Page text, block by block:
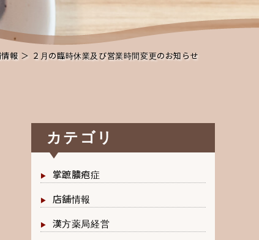
報＞ ２月の臨時休業及び営業時間変更のお知らせ
カテゴリ
掌蹠膿疱症
店舗情報
漢方薬局経営